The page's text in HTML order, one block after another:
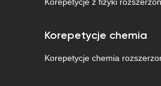
Korepetycje chemia
Korepetycje chemia